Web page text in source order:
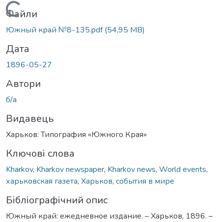
Вантажиться...
Файли
Южный край №8-135.pdf(54,95 MB)
Дата
1896-05-27
Автори
б/а
Видавець
Харьков: Типография «Южного Края»
Ключові слова
Kharkov, Kharkov newspaper, Kharkov news, World events,
харьковская газета, Харьков, события в мире
Бібліографічний опис
Южный край: ежедневное издание. – Харьков, 1896. –